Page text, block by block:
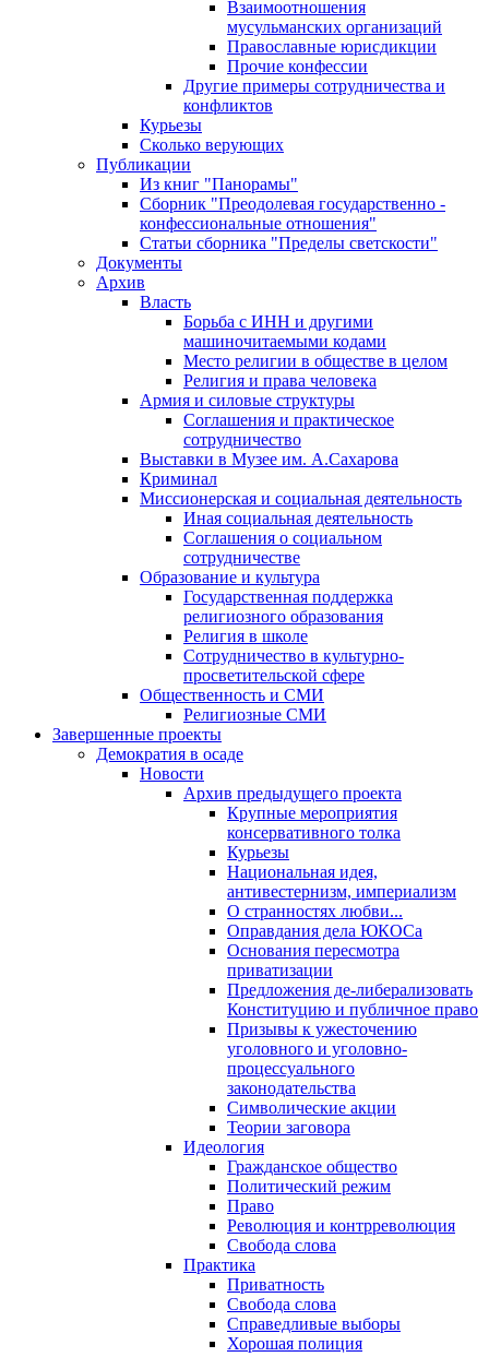
Взаимоотношения
мусульманских организаций
Православные юрисдикции
Прочие конфессии
Другие примеры сотрудничества и
конфликтов
Курьезы
Сколько верующих
Публикации
Из книг "Панорамы"
Сборник "Преодолевая государственно -
конфессиональные отношения"
Статьи сборника "Пределы светскости"
Документы
Архив
Власть
Борьба с ИНН и другими
машиночитаемыми кодами
Место религии в обществе в целом
Религия и права человека
Армия и силовые структуры
Соглашения и практическое
сотрудничество
Выставки в Музее им. А.Сахарова
Криминал
Миссионерская и социальная деятельность
Иная социальная деятельность
Соглашения о социальном
сотрудничестве
Образование и культура
Государственная поддержка
религиозного образования
Религия в школе
Сотрудничество в культурно-
просветительской сфере
Общественность и СМИ
Религиозные СМИ
Завершенные проекты
Демократия в осаде
Новости
Архив предыдущего проекта
Крупные мероприятия
консервативного толка
Курьезы
Национальная идея,
антивестернизм, империализм
О странностях любви...
Оправдания дела ЮКОСа
Основания пересмотра
приватизации
Предложения де-либерализовать
Конституцию и публичное право
Призывы к ужесточению
уголовного и уголовно-
процессуального
законодательства
Символические акции
Теории заговора
Идеология
Гражданское общество
Политический режим
Право
Революция и контрреволюция
Свобода слова
Практика
Приватность
Свобода слова
Справедливые выборы
Хорошая полиция